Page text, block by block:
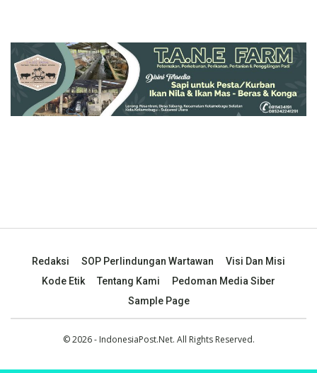
Redaksi SOP Perlindungan Wartawan
Visi Dan Misi
Kode Etik
Tentang Kami
Pedoman Media Siber
Sample Page
© 2026 - IndonesiaPost.Net. All Rights Reserved.